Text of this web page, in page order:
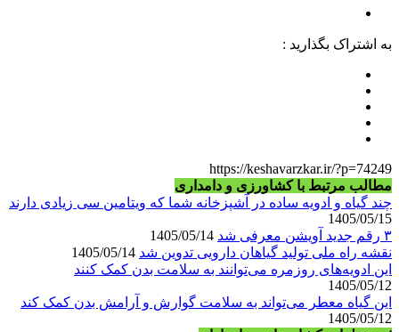
به اشتراک بگذارید :
https://keshavarzkar.ir/?p=74249
مطالب مرتبط با کشاورزی و دامداری
چند گیاه و ادویه ساده در آشپزخانه شما که ویتامین سی زیادی دارند
1405/05/15
۳ رقم جدید آویشن معرفی شد
نقشه راه ملی تولید گیاهان دارویی تدوین شد
این ادویه‌های روزمره می‌توانند به سلامت بدن کمک کنند
1405/05/12
این گیاه معطر می‌تواند به سلامت گوارش و آرامش بدن کمک کند
1405/05/12